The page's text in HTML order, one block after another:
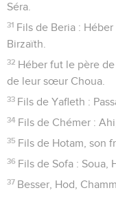
Séra.
31 Fils de Beria :
Birzaïth.
32 Héber fut le père
de leur sœur Choua.
33 Fils de Yafleth :
34 Fils de Chémer :
35 Fils de Hotam, son
36 Fils de Sofa : Soua,
37 Besser, Hod,